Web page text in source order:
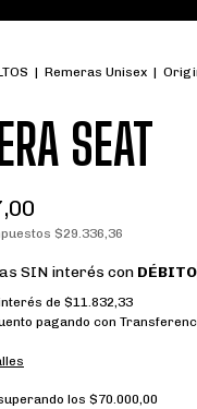
| Remeras Unisex |
SEAT
$29.336,36
SIN interés con DÉBITO
de $11.832,33
pagando con
los $70.000,00